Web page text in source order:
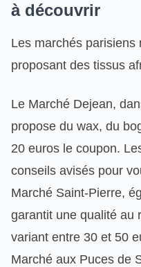
à découvrir
Les marchés parisiens
proposant des tissus
Le Marché Dejean,
propose du wax, du
20 euros le coupon.
conseils avisés pour
Marché Saint-Pierre,
garantit une qualité au
variant entre 30 et 50
Marché aux Puces de